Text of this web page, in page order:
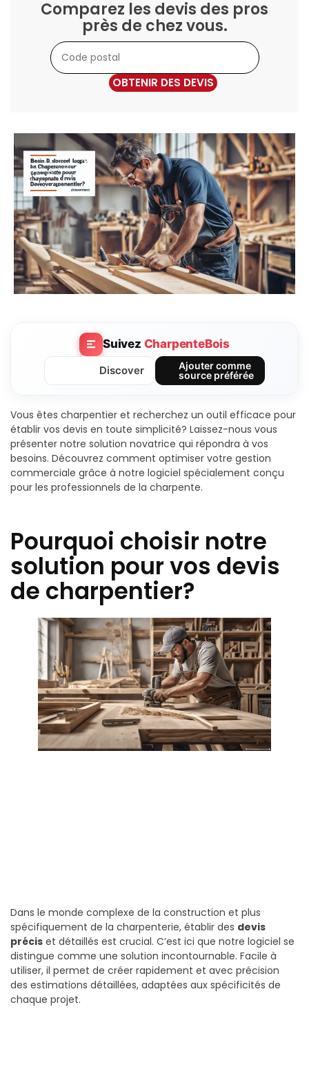
Comparez les devis des pros
près de chez vous.
OBTENIR DES DEVIS
Suivez CharpenteBois
Discover
Ajouter comme
source préférée
Vous êtes charpentier et recherchez un outil efficace pour
établir vos devis en toute simplicité? Laissez-nous vous
présenter notre solution novatrice qui répondra à vos
besoins. Découvrez comment optimiser votre gestion
commerciale grâce à notre logiciel spécialement conçu
pour les professionnels de la charpente.
Pourquoi choisir notre
solution pour vos devis
de charpentier?
Dans le monde complexe de la construction et plus
spécifiquement de la charpenterie, établir des devis
précis et détaillés est crucial. C’est ici que notre logiciel se
distingue comme une solution incontournable. Facile à
utiliser, il permet de créer rapidement et avec précision
des estimations détaillées, adaptées aux spécificités de
chaque projet.